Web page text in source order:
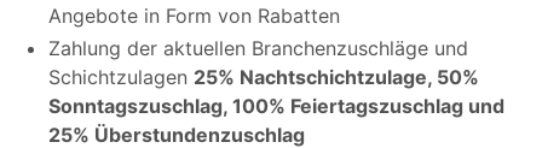
Angebote in Form von Rabatten
Zahlung der aktuellen Branchenzuschläge und
Schichtzulagen 25% Nachtschichtzulage, 50%
Sonntagszuschlag, 100% Feiertagszuschlag und
25% Überstundenzuschlag